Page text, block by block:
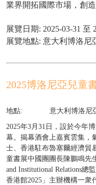
業界開拓國際市場，創造
展覽日期: 2025-03-31 至
展覽地點: 意大利博洛尼
2025博洛尼亞兒童
地點: 意大利博洛尼
2025年3月31日，設於今年
幕。揭幕酒會上嘉賓雲集，
士、香港駐布魯塞爾經濟貿
童書展中國團團長陳鵬鳴先
and Institutional Relations總
香港館2025」主辦機構一